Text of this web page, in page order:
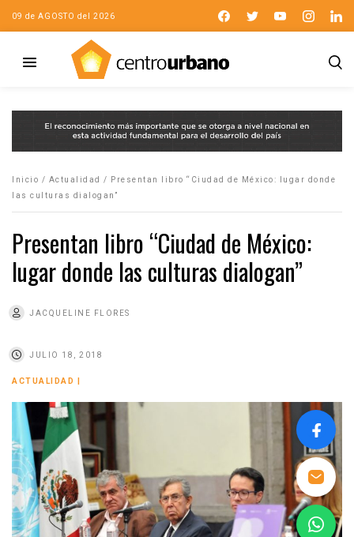
09 de AGOSTO del 2026
Inicio / Actualidad /
Presentan libro “Ciudad de México: lugar donde
las culturas dialogan”
Presentan libro “Ciudad de México:
lugar donde las culturas dialogan”
JACQUELINE FLORES
JULIO 18, 2018
ACTUALIDAD